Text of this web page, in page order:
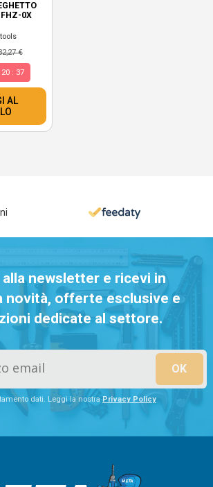
0X
€
20 : 36
AL
newsletter e ricevi in
novità, offerte esclusive e
dedicate al settore.
dati. Leggi la nostraPrivacy Policy